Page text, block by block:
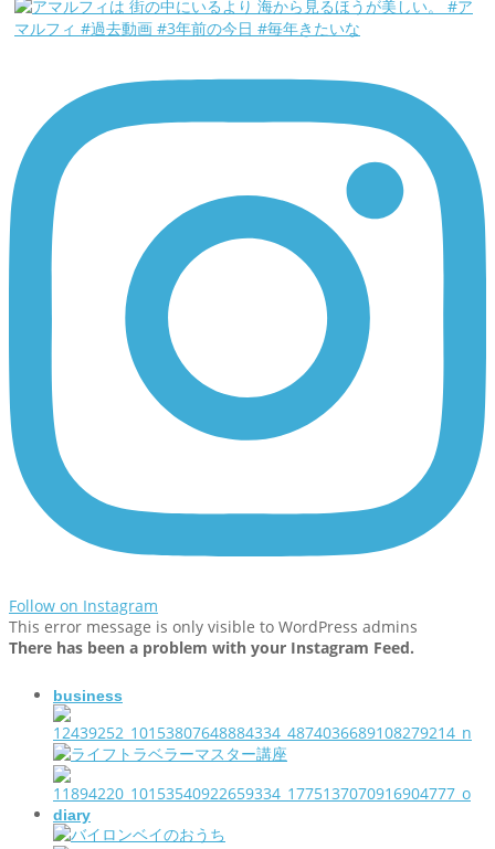
Follow on Instagram
This error message is only visible to WordPress admins
There has been a problem with your Instagram Feed.
business
diary